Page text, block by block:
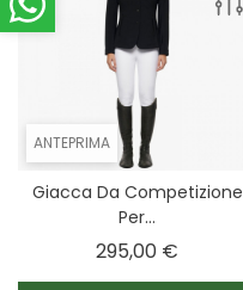
ANTEPRIMA
Giacca Da Competizione
Per...
295,00 €